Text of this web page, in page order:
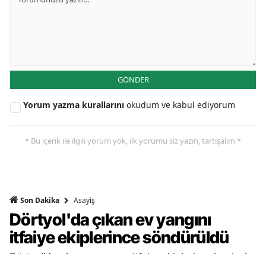
GÖNDER
Yorum yazma kurallarını okudum ve kabul ediyorum
* Bu içerik ile ilgili yorum yok, ilk yorumu siz yazın, tartışalım *
Son Dakika Asayiş
Dörtyol'da çıkan ev yangını
itfaiye ekiplerince söndürüldü